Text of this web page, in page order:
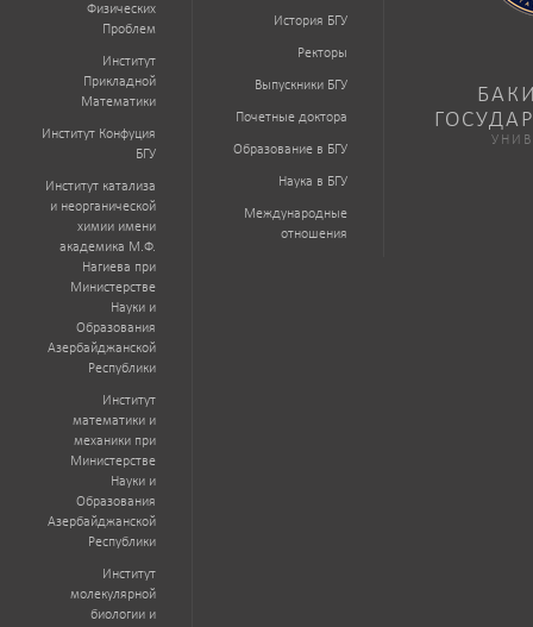
Физических
Проблем
Институт
Прикладной
Математики
Институт Конфуция
БГУ
Институт катализа
и неорганической
химии имени
академика М.Ф.
Нагиева при
Министерстве
Науки и
Образования
Азербайджанской
Республики
Институт
математики и
механики при
Министерстве
Науки и
Образования
Азербайджанской
Республики
Институт
молекулярной
биологии и
История БГУ
Ректоры
Выпускники БГУ
Почетные доктора
Образование в БГУ
Наука в БГУ
Международные
отношения